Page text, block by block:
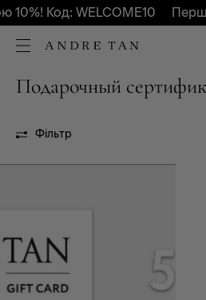
Код: WELCOME10
Подарочный
Фільтр
Всі Без